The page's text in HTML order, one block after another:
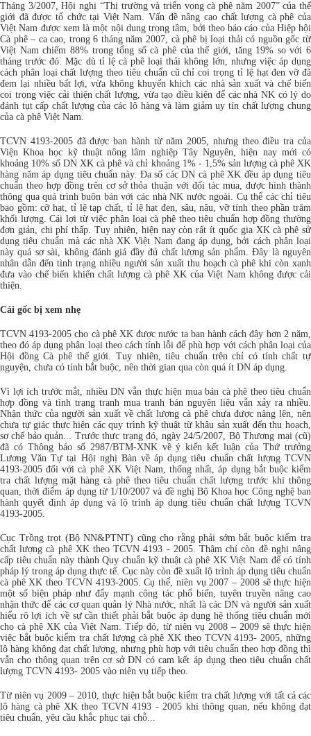
Tháng 3/2007, Hội nghị “Thị trường và triển vọng cà phê năm 2007” của thế
giới đã được tổ chức tại Việt Nam. Vấn đề nâng cao chất lượng cà phê của
Việt Nam được xem là một nội dung trọng tâm, bởi theo báo cáo của Hiệp hội
Cà phê – ca cao, trong 6 tháng năm 2007, cà phê bị loại thải có nguồn gốc từ
Việt Nam chiếm 88% trong tổng số cà phê của thế giới, tăng 19% so với 6
tháng trước đó. Mặc dù tỉ lệ cà phê loại thải không lớn, nhưng việc áp dụng
cách phân loại chất lượng theo tiêu chuẩn cũ chỉ coi trọng tỉ lệ hạt đen vỡ đã
đem lại nhiều bất lợi, vừa không khuyến khích các nhà sản xuất và chế biến
coi trọng việc cải thiện chất lượng, vừa tạo điều kiện để các nhà NK có lý do
đánh tụt cấp chất lượng của các lô hàng và làm giảm uy tín chất lượng chung
của cà phê Việt Nam.
TCVN 4193-2005 đã được ban hành từ năm 2005, nhưng theo điều tra của
Viện Khoa học kỹ thuật nông lâm nghiệp Tây Nguyên, hiện nay mới có
khoảng 10% số DN XK cà phê và chỉ khoảng 1% - 1,5% sản lượng cà phê XK
hàng năm áp dụng tiêu chuẩn này. Đa số các DN cà phê XK đều áp dụng tiêu
chuẩn theo hợp đồng trên cơ sở thỏa thuận với đối tác mua, được hình thành
thông qua quá trình buôn bán với các nhà NK nước ngoài. Cụ thể các chỉ tiêu
bao gồm: cỡ hạt, tỉ lệ tạp chất, tỉ lệ hạt đen, sâu, nâu, vỡ tính theo phần trăm
khối lượng. Cái lợi từ việc phân loại cà phê theo tiêu chuẩn hợp đồng thường
đơn giản, chi phí thấp. Tuy nhiên, hiện nay còn rất ít quốc gia XK cà phê sử
dụng tiêu chuẩn mà các nhà XK Việt Nam đang áp dụng, bởi cách phân loại
này quá sơ sài, không đánh giá đầy đủ chất lượng sản phẩm. Đây là nguyên
nhân dẫn đến tình trạng nhiều người sản xuất thu hoạch cà phê khi còn xanh
đưa vào chế biến khiến chất lượng cà phê XK của Việt Nam không được cải
thiện.
Cái gốc bị xem nhẹ
TCVN 4193-2005 cho cà phê XK được nước ta ban hành cách đây hơn 2 năm,
theo đó áp dụng phân loại theo cách tính lỗi để phù hợp với cách phân loại của
Hội đồng Cà phê thế giới. Tuy nhiên, tiêu chuẩn trên chỉ có tính chất tự
nguyện, chưa có tính bắt buộc, nên thời gian qua còn quá ít DN áp dụng.
Vì lợi ích trước mắt, nhiều DN vẫn thực hiện mua bán cà phê theo tiêu chuẩn
hợp đồng và tình trạng tranh mua tranh bán nguyên liệu vẫn xảy ra nhiều.
Nhận thức của người sản xuất về chất lượng cà phê chưa được nâng lên, nên
chưa tự giác thực hiện các quy trình kỹ thuật từ khâu sản xuất đến thu hoạch,
sơ chế bảo quản... Trước thực trạng đó, ngày 24/5/2007, Bộ Thương mại (cũ)
đã có Thông báo số 2987/BTM-XNK về ý kiến kết luận của Thứ trưởng
Lương Văn Tự tại Hội nghị Bàn về áp dụng tiêu chuẩn chất lượng TCVN
4193-2005 đối với cà phê XK Việt Nam, thống nhất, áp dụng bắt buộc kiểm
tra chất lượng mặt hàng cà phê theo tiêu chuẩn chất lượng trước khi thông
quan, thời điểm áp dụng từ 1/10/2007 và đề nghị Bộ Khoa học Công nghệ ban
hành quyết định áp dụng và lộ trình áp dụng tiêu chuẩn chất lượng TCVN
4193-2005.
Cục Trồng trọt (Bộ NN&PTNT) cũng cho rằng phải sớm bắt buộc kiểm tra
chất lượng cà phê XK theo TCVN 4193 - 2005. Thậm chí còn đề nghị nâng
cấp tiêu chuẩn này thành Quy chuẩn kỹ thuật cà phê XK Việt Nam để có tính
pháp lý trong áp dụng thực tế. Cục này còn đề xuất lộ trình áp dụng tiêu chuẩn
cà phê XK theo TCVN 4193-2005. Cụ thể, niên vụ 2007 – 2008 sẽ thực hiện
một số biện pháp như đẩy mạnh công tác phổ biến, tuyên truyền nâng cao
nhận thức để các cơ quan quản lý Nhà nước, nhất là các DN và người sản xuất
hiểu rõ lợi ích về sự cần thiết phải bắt buộc áp dụng hệ thống tiêu chuẩn mới
cho cà phê XK của Việt Nam. Tiếp đó, từ niên vụ 2008 – 2009 sẽ thực hiện
việc bắt buộc kiểm tra chất lượng cà phê XK theo TCVN 4193- 2005, những
lô hàng không đạt chất lượng, nhưng phù hợp với tiêu chuẩn theo hợp đồng thì
vẫn cho thông quan trên cơ sở DN có cam kết áp dụng theo tiêu chuẩn chất
lượng TCVN 4193- 2005 vào niên vụ tiếp theo.
Từ niên vụ 2009 – 2010, thực hiện bắt buộc kiểm tra chất lượng với tất cả các
lô hàng cà phê XK theo TCVN 4193 - 2005 khi thông quan, nếu không đạt
tiêu chuẩn, yêu cầu khắc phục tại chỗ...